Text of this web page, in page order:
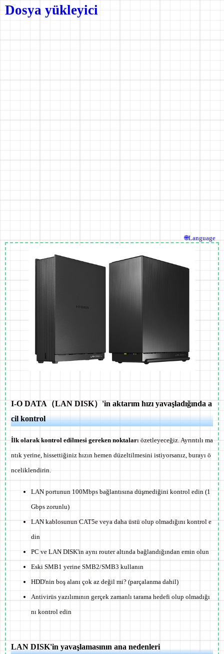
Dosya yükleyici
I-O DATA（LAN DISK）'in aktarım hızı yavaşladığında a
cil kontrol
İlk olarak kontrol edilmesi gereken noktaları özetleyeceğiz. Ayrıntılı ma
ntık yerine, hissettiğiniz hızın hemen düzeltilmesini istiyorsanız, burayı ö
nceliklendirin.
LAN portunun 100Mbps bağlantısına düşmediğini kontrol edin (1
Gbps zorunlu)
LAN kablosunun CAT5e veya daha üstü olup olmadığını kontrol e
din
PC ve LAN DISK'in aynı router altında bağlandığından emin olun
Eski SMB1 yerine SMB2/SMB3 kullanın
HDD'nin boş alanı çok az değil mi? (parçalanma dahil)
Antivirüs yazılımının gerçek zamanlı tarama hedefi olup olmadığı
nı kontrol edin
LAN DISK'in yavaşlamasının ana nedenleri
🌐Language